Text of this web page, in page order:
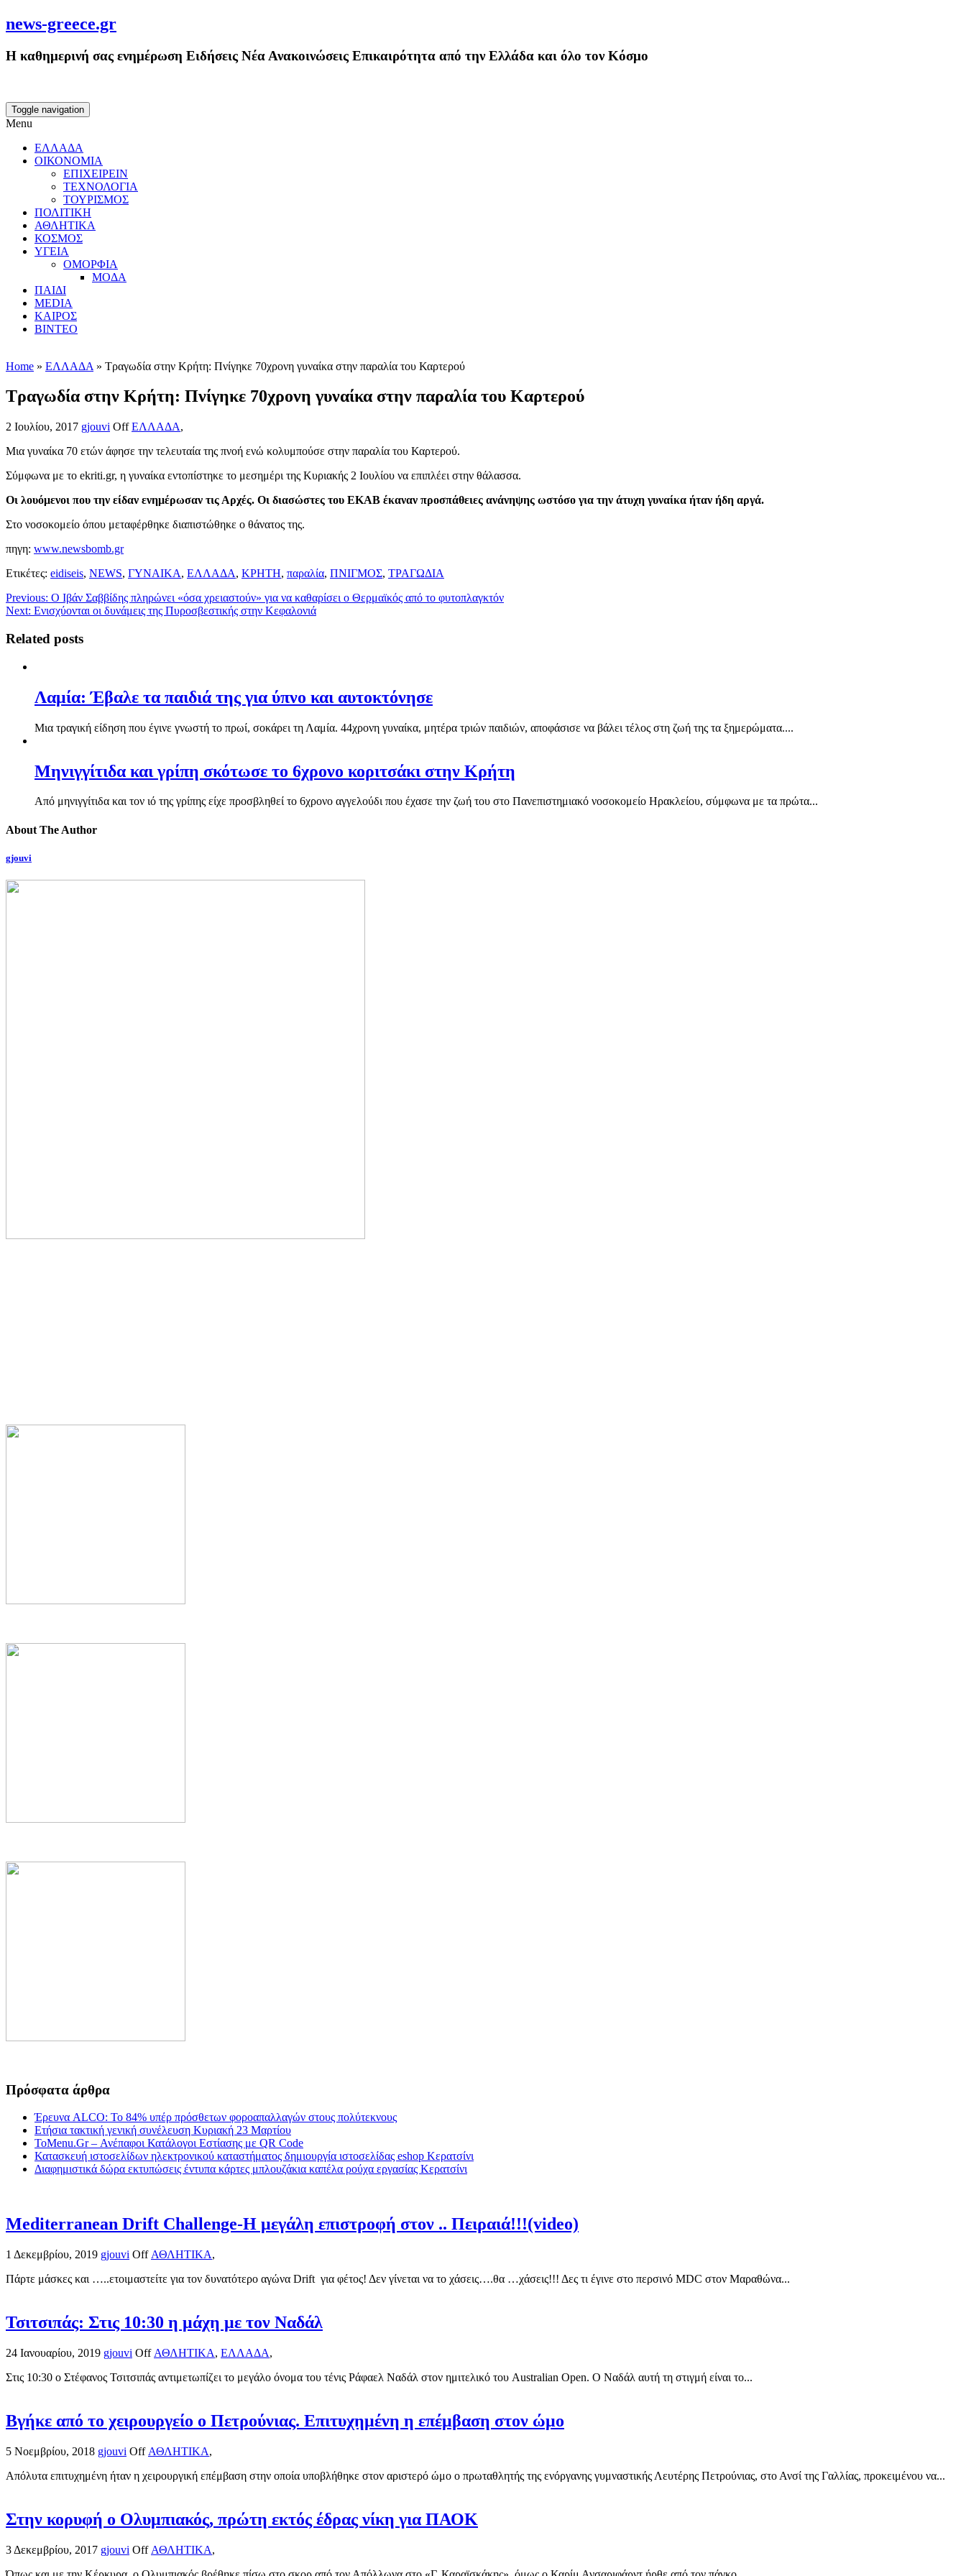
news-greece.gr
Η καθημερινή σας ενημέρωση Ειδήσεις Νέα Ανακοινώσεις Επικαιρότητα από την Ελλάδα και όλο τον Κόσμο
Toggle navigation
Menu
ΕΛΛΑΔΑ
ΟΙΚΟΝΟΜΙΑ
ΕΠΙΧΕΙΡΕΙΝ
ΤΕΧΝΟΛΟΓΙΑ
ΤΟΥΡΙΣΜΟΣ
ΠΟΛΙΤΙΚΗ
ΑΘΛΗΤΙΚΑ
ΚΟΣΜΟΣ
ΥΓΕΙΑ
ΟΜΟΡΦΙΑ
ΜΟΔΑ
ΠΑΙΔΙ
MEDIA
ΚΑΙΡΟΣ
ΒΙΝΤΕΟ
Home » ΕΛΛΑΔΑ » Τραγωδία στην Κρήτη: Πνίγηκε 70χρονη γυναίκα στην παραλία του Καρτερού
Τραγωδία στην Κρήτη: Πνίγηκε 70χρονη γυναίκα στην παραλία του Καρτερού
2 Ιουλίου, 2017 gjouvi Off ΕΛΛΑΔΑ,
Μια γυναίκα 70 ετών άφησε την τελευταία της πνοή ενώ κολυμπούσε στην παραλία του Καρτερού.
Σύμφωνα με το ekriti.gr, η γυναίκα εντοπίστηκε το μεσημέρι της Κυριακής 2 Ιουλίου να επιπλέει στην θάλασσα.
Οι λουόμενοι που την είδαν ενημέρωσαν τις Αρχές. Οι διασώστες του ΕΚΑΒ έκαναν προσπάθειες ανάνηψης ωστόσο για την άτυχη γυναίκα ήταν ήδη αργά.
Στο νοσοκομείο όπου μεταφέρθηκε διαπιστώθηκε ο θάνατος της.
πηγη: www.newsbomb.gr
Ετικέτες: eidiseis, NEWS, ΓΥΝΑΙΚΑ, ΕΛΛΑΔΑ, ΚΡΗΤΗ, παραλία, ΠΝΙΓΜΟΣ, ΤΡΑΓΩΔΙΑ
Previous: Ο Ιβάν Σαββίδης πληρώνει «όσα χρειαστούν» για να καθαρίσει ο Θερμαϊκός από το φυτοπλαγκτόν
Next: Ενισχύονται οι δυνάμεις της Πυροσβεστικής στην Κεφαλονιά
Related posts
Λαμία: Έβαλε τα παιδιά της για ύπνο και αυτοκτόνησε
Μια τραγική είδηση που έγινε γνωστή το πρωί, σοκάρει τη Λαμία. 44χρονη γυναίκα, μητέρα τριών παιδιών, αποφάσισε να βάλει τέλος στη ζωή της τα ξημερώματα....
Μηνιγγίτιδα και γρίπη σκότωσε το 6χρονο κοριτσάκι στην Κρήτη
Από μηνιγγίτιδα και τον ιό της γρίπης είχε προσβληθεί το 6χρονο αγγελούδι που έχασε την ζωή του στο Πανεπιστημιακό νοσοκομείο Ηρακλείου, σύμφωνα με τα πρώτα...
About The Author
gjouvi
Πρόσφατα άρθρα
Έρευνα ALCO: Το 84% υπέρ πρόσθετων φοροαπαλλαγών στους πολύτεκνους
Ετήσια τακτική γενική συνέλευση Κυριακή 23 Μαρτίου
ToMenu.Gr – Ανέπαφοι Κατάλογοι Εστίασης με QR Code
Κατασκευή ιστοσελίδων ηλεκτρονικού καταστήματος δημιουργία ιστοσελίδας eshop Κερατσίνι
Διαφημιστικά δώρα εκτυπώσεις έντυπα κάρτες μπλουζάκια καπέλα ρούχα εργασίας Κερατσίνι
Mediterranean Drift Challenge-Η μεγάλη επιστροφή στον .. Πειραιά!!!(video)
1 Δεκεμβρίου, 2019 gjouvi Off ΑΘΛΗΤΙΚΑ,
Πάρτε μάσκες και …..ετοιμαστείτε για τον δυνατότερο αγώνα Drift για φέτος! Δεν γίνεται να το χάσεις….θα …χάσεις!!! Δες τι έγινε στο περσινό MDC στον Μαραθώνα...
Τσιτσιπάς: Στις 10:30 η μάχη με τον Ναδάλ
24 Ιανουαρίου, 2019 gjouvi Off ΑΘΛΗΤΙΚΑ, ΕΛΛΑΔΑ,
Στις 10:30 ο Στέφανος Τσιτσιπάς αντιμετωπίζει το μεγάλο όνομα του τένις Ράφαελ Ναδάλ στον ημιτελικό του Australian Open. Ο Ναδάλ αυτή τη στιγμή είναι το...
Βγήκε από το χειρουργείο ο Πετρούνιας. Επιτυχημένη η επέμβαση στον ώμο
5 Νοεμβρίου, 2018 gjouvi Off ΑΘΛΗΤΙΚΑ,
Απόλυτα επιτυχημένη ήταν η χειρουργική επέμβαση στην οποία υποβλήθηκε στον αριστερό ώμο ο πρωταθλητής της ενόργανης γυμναστικής Λευτέρης Πετρούνιας, στο Ανσί της Γαλλίας, προκειμένου να...
Στην κορυφή ο Ολυμπιακός, πρώτη εκτός έδρας νίκη για ΠΑΟΚ
3 Δεκεμβρίου, 2017 gjouvi Off ΑΘΛΗΤΙΚΑ,